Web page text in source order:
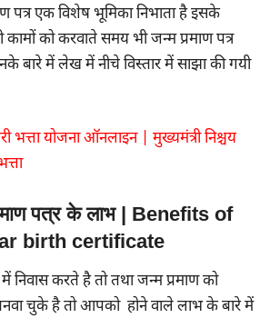
पत्र एक विशेष भूमिका निभाता है इसके
को करवाते समय भी जन्म प्रमाण पत्र
बारे में लेख में नीचे विस्तार में साझा की गयी
भत्ता योजना ऑनलाइन | मुख्यमंत्री निश्चय
पत्र के लाभ | Benefits of
birth certificate
निवास करते है तो तथा जन्म प्रमाण को
चुके है तो आपको होने वाले लाभ के बारे में